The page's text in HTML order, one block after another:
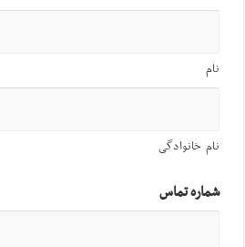
نام
نام خانوادگی
شماره تماس